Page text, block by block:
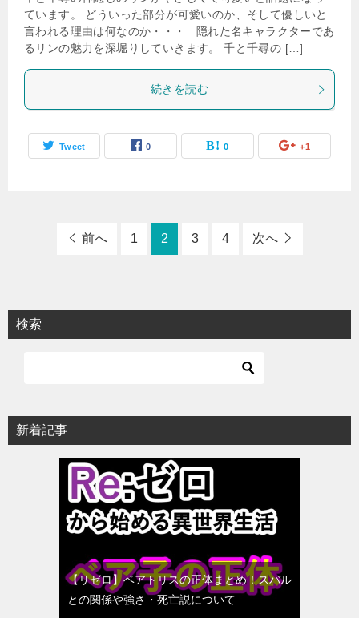
ています。 どういった部分が可愛いのか、そして優しいと
言われる理由は何なのか・・・ 隠れた名キャラクターであ
るリンの魅力を深堀りしていきます。 千と千尋の […]
続きを読む
Tweet 0 0 +1
前へ 1 2 3 4 次へ
検索
新着記事
【リゼロ】ベアトリスの正体まとめ！スバル
との関係や強さ・死亡説について